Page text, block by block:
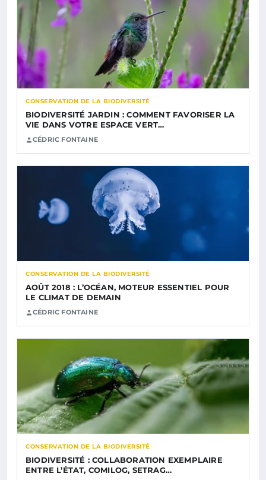
CONSERVATION DE LA BIODIVERSITÉ
BIODIVERSITÉ JARDIN : COMMENT FAVORISER LA
VIE DANS VOTRE ESPACE VERT…
CÉDRIC FONTAINE
CONSERVATION DE LA BIODIVERSITÉ
AOÛT 2018 : L’OCÉAN, MOTEUR ESSENTIEL POUR
LE CLIMAT DE DEMAIN
CÉDRIC FONTAINE
CONSERVATION DE LA BIODIVERSITÉ
BIODIVERSITÉ : COLLABORATION EXEMPLAIRE
ENTRE L’ÉTAT, COMILOG, SETRAG…